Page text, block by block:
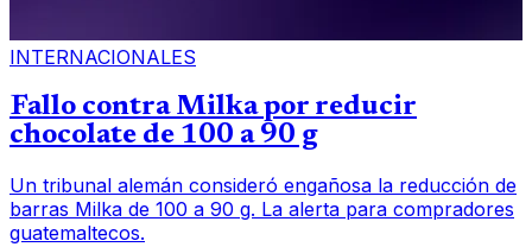
INTERNACIONALES
Fallo contra Milka por reducir
chocolate de 100 a 90 g
Un tribunal alemán consideró engañosa la reducción de
barras Milka de 100 a 90 g. La alerta para compradores
guatemaltecos.